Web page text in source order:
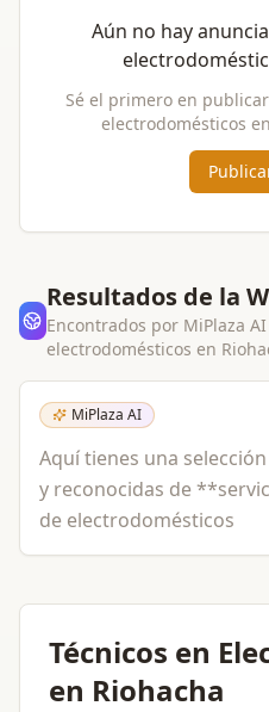
Aún no hay
Sé el primero en
electrodomésticos en
Resultados de la
Encontrados por MiPlaza
electrodomésticos en
MiPlaza AI
Aquí tienes una
y reconocidas de
de electrodomésticos
Técnicos en
en Riohacha